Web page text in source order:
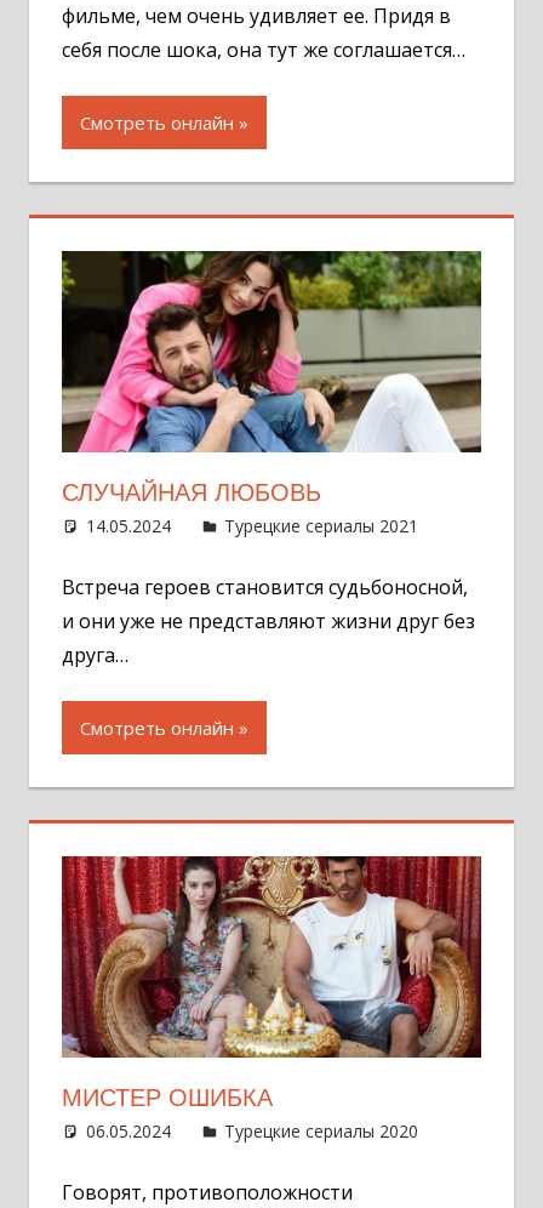
фильме, чем очень удивляет ее. Придя в
себя после шока, она тут же соглашается…
Смотреть онлайн
СЛУЧАЙНАЯ ЛЮБОВЬ
14.05.2024 Администратор
Турецкие сериалы 2021
Встреча героев становится судьбоносной,
и они уже не представляют жизни друг без
друга…
Смотреть онлайн
МИСТЕР ОШИБКА
06.05.2024 Администратор
Турецкие сериалы 2020
Говорят, противоположности